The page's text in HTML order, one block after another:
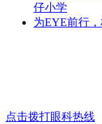
仔小学
为EYE前行
点击拨打眼科热线